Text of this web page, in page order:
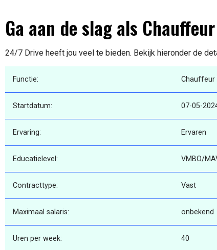
Ga aan de slag als
24/7 Drive heeft jou veel te bieden. Bekijk hieronder de
Functie: Chauffeur
Startdatum: 07-05-
Ervaring: Ervaren
Educatielevel: VMBO/
Contracttype: Vast
Maximaal salaris: onbekend
Uren per week: 40